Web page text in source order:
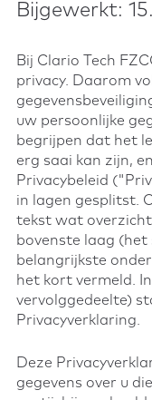
Bijgewerkt:
Bij Clario Tech
privacy. Daarom
uw persoonlijke
begrijpen dat het
erg saai kan zijn,
Privacybeleid
in lagen gesplitst.
tekst wat
bovenste laag
belangrijkste
het kort vermeld.
vervolggedeelte)
Privacyverklaring.
Deze
gegevens over u